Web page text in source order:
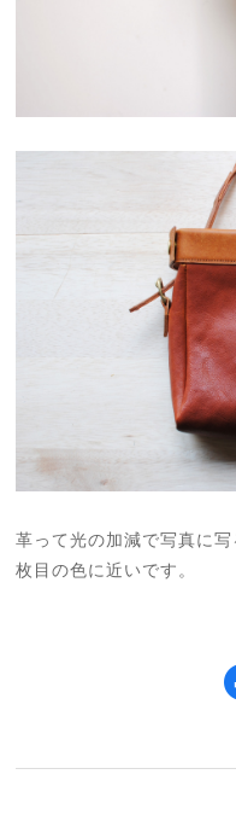
革って光の加減で写真に
枚目の色に近いです。